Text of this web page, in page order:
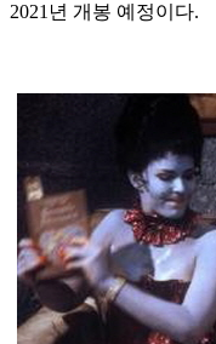
2021년 개봉 예정이다.